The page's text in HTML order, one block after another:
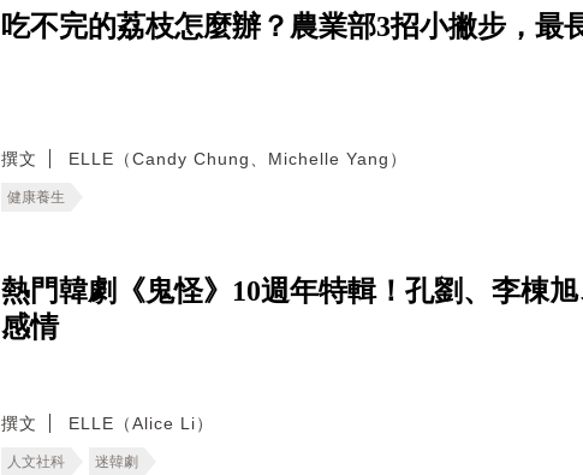
吃不完的荔枝怎麼辦？農業部3招小撇步，最
撰文 ELLE（Candy Chung、Michelle Yang）
健康養生
熱門韓劇《鬼怪》10週年特輯！孔劉、李棟
感情
撰文 ELLE（Alice Li）
人文社科 迷韓劇